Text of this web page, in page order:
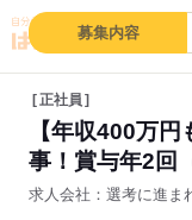
募集内容
正社員
【年収400万
事！賞与年2回
求人会社 選考に進ま